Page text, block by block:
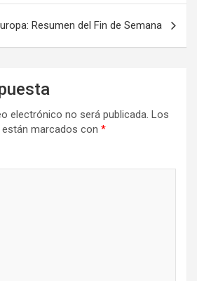
Resumen del Fin de Semana
electrónico no será publicada. Los
marcados con *